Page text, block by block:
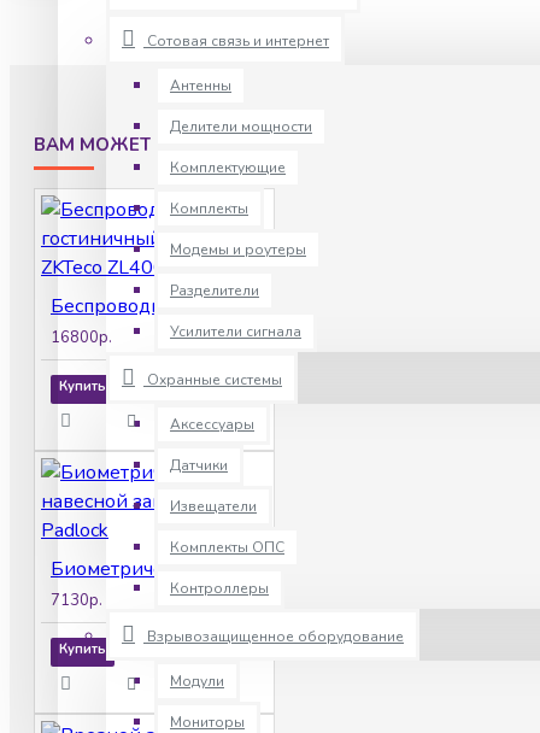
Сотовая связь и интернет
Антенны
Делители мощности
Комплектующие
Комплекты
Модемы и роутеры
Разделители
Усилители сигнала
Охранные системы
Аксессуары
Датчики
Извещатели
Комплекты ОПС
Контроллеры
Взрывозащищенное оборудование
Модули
Мониторы
ВАМ МОЖЕТ ПОНРАВИТСЯ
Беспроводной гостиничный замок ZKTeco ZL400
16800р.
Купить
7130р.
Купить